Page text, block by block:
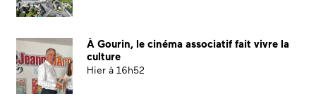
À Gourin, le cinéma associatif fait vivre la
culture
Hier à 16h52